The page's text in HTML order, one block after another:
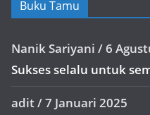
Buku Tamu
Nanik Sariyani /6
Sukses selalu untuk
adit/7 Januari 2025